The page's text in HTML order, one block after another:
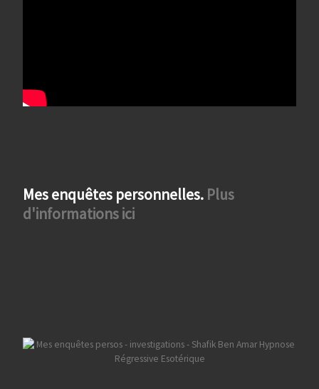
Mes enquêtes personnelles. Plus
d'informations ici